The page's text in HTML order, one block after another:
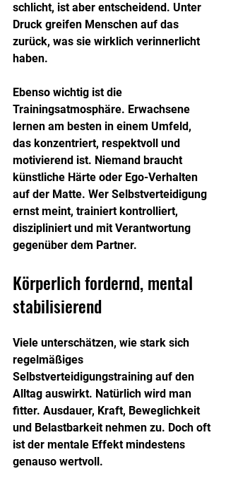
schlicht, ist aber entscheidend. Unter
Druck greifen Menschen auf das
zurück, was sie wirklich verinnerlicht
haben.
Ebenso wichtig ist die
Trainingsatmosphäre. Erwachsene
lernen am besten in einem Umfeld,
das konzentriert, respektvoll und
motivierend ist. Niemand braucht
künstliche Härte oder Ego-Verhalten
auf der Matte. Wer Selbstverteidigung
ernst meint, trainiert kontrolliert,
diszipliniert und mit Verantwortung
gegenüber dem Partner.
Körperlich fordernd, mental
stabilisierend
Viele unterschätzen, wie stark sich
regelmäßiges
Selbstverteidigungstraining auf den
Alltag auswirkt. Natürlich wird man
fitter. Ausdauer, Kraft, Beweglichkeit
und Belastbarkeit nehmen zu. Doch oft
ist der mentale Effekt mindestens
genauso wertvoll.